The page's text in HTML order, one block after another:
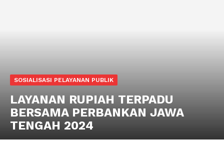
SOSIALISASI PELAYANAN PUBLIK
LAYANAN RUPIAH TERPADU
BERSAMA PERBANKAN JAWA
TENGAH 2024